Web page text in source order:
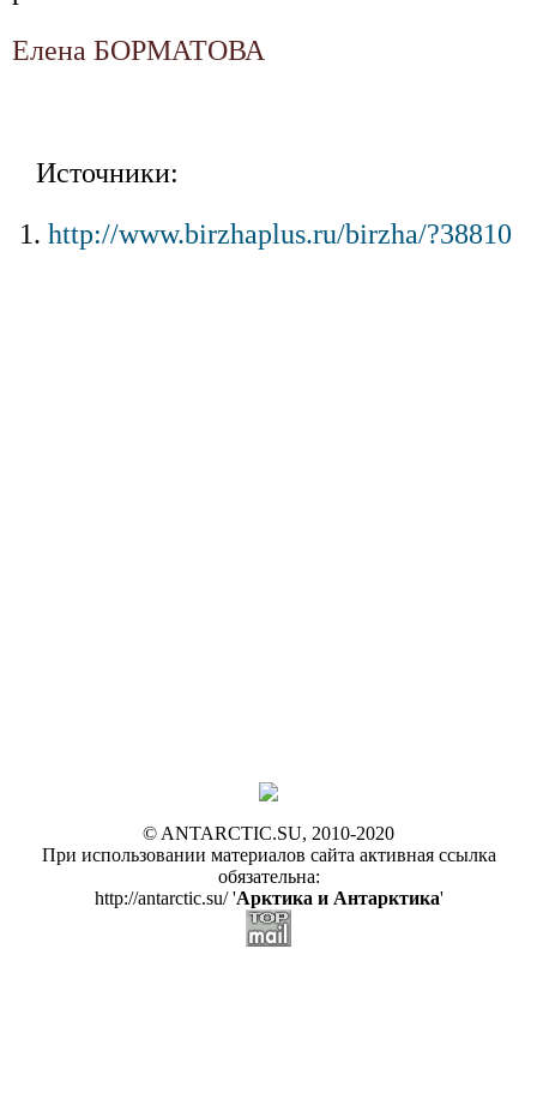
Елена БОРМАТОВА
Источники:
http://www.birzhaplus.ru/birzha/?38810
© ANTARCTIC.SU, 2010-2020
При использовании материалов сайта активная ссылка
обязательна:
http://antarctic.su/ 'Арктика и Антарктика'